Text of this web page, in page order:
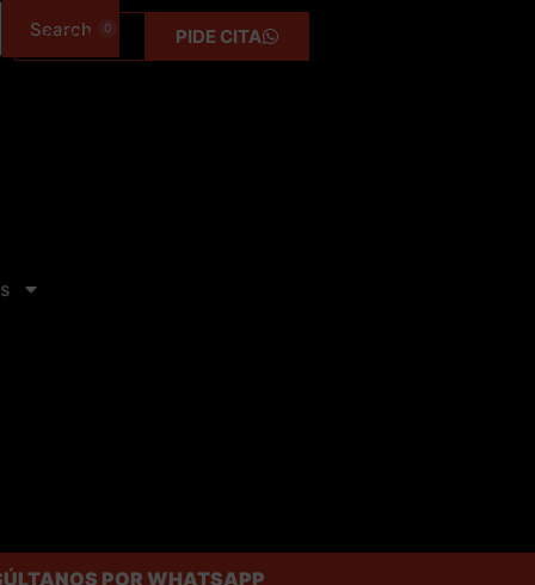
0,00€ 0 PIDE CITA
POR WHATSAPP